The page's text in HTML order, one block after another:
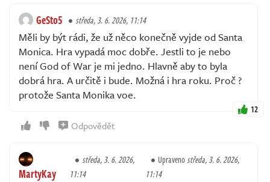
GeSto5 středa, 3. 6. 2026, 11:14
Měli by být rádi, že už něco konečně vyjde od Santa
Monica. Hra vypadá moc dobře. Jestli to je nebo
není God of War je mi jedno. Hlavně aby to byla
dobrá hra. A určitě i bude. Možná i hra roku. Proč ?
protože Santa Monika voe.
12
Odpovědět
MartyKay
středa, 3. 6. 2026,
11:14
Upravenostředa, 3. 6. 2026,
11:14